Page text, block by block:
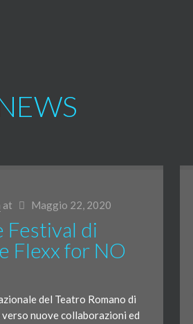
at Maggio 22, 2020
Festival di
Flexx for NO
del Teatro Romano di
nuove collaborazioni ed